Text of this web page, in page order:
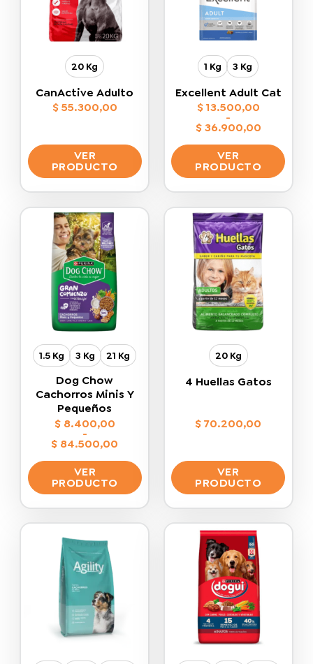
20 Kg
CanActive Adulto
$55.300,00
VER
PRODUCTO
tiene
múltiples
variantes.
Las
opciones
se
pueden
elegir
en
la
página
de
producto
1 Kg 3 Kg
Excellent Adult Cat
$13.500,00
-
$36.900,00
Rango
de
precios:
desde
$ 13.500,00
$ 36.900,00
VER
PRODUCTO
tiene
múltiples
variantes.
Las
opciones
se
pueden
elegir
en
la
página
1.5 Kg 3 Kg 21 Kg
Dog Chow
Cachorros Minis Y
Pequeños
$8.400,00
-
$ 84.500,00
Rango
de
precios:
desde
$ 8.400,00
hasta
$ 84.500,00
VER
PRODUCTO
múltiples
variantes.
Las
opciones
se
pueden
elegir
20 Kg
4 Huellas Gatos
$70.200,00
VER
PRODUCTO
tiene
múltiples
variantes.
Las
opciones
se
pueden
elegir
en